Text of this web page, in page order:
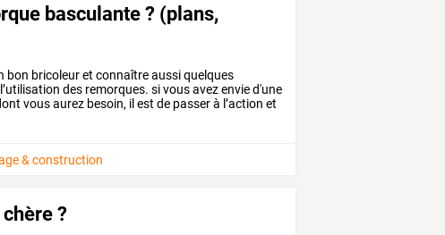
basculante ? (plans,
bon bricoleuret connaîtreaussiquelques
l’utilisation des remorques. sivousavezenvied'une
vousaurez besoin, il est de passerà l’action et
& construction
?